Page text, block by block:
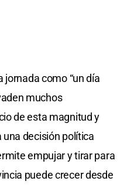
jornada como “un día
muchos
de esta magnitud y
decisión política
empujar y tirar para
puede crecer desde